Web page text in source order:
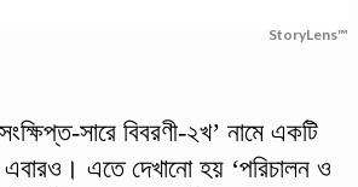
StoryLens™
সারে বিবরণী-২খ’ নামে একটি
এতে দেখানো হয় ‘পরিচালন ও